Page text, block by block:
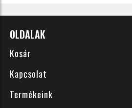
OLDALAK
Kosár
Kapcsolat
Termékeink